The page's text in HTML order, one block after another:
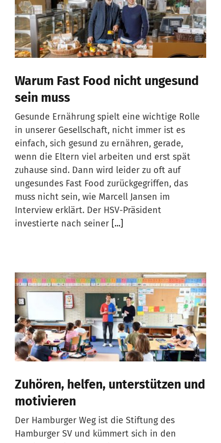
Warum Fast Food nicht ungesund
sein muss
Gesunde Ernährung spielt eine wichtige Rolle
in unserer Gesellschaft, nicht immer ist es
einfach, sich gesund zu ernähren, gerade,
wenn die Eltern viel arbeiten und erst spät
zuhause sind. Dann wird leider zu oft auf
ungesundes Fast Food zurückgegriffen, das
muss nicht sein, wie Marcell Jansen im
Interview erklärt. Der HSV-Präsident
investierte nach seiner [...]
Zuhören, helfen, unterstützen und
motivieren
Der Hamburger Weg ist die Stiftung des
Hamburger SV und kümmert sich in den